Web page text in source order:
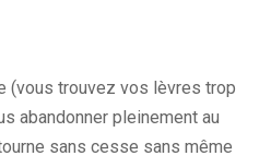
(vous trouvez vos lèvres trop
abandonner pleinement au
sans cesse sans même